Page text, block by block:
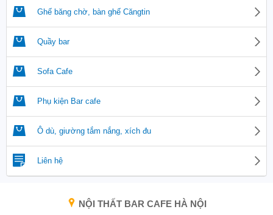
Ghế băng chờ, bàn ghế Căngtin
Quầy bar
Sofa Cafe
Phụ kiện Bar cafe
Ô dù, giường tắm nắng, xích đu
Liên hệ
NỘI THẤT BAR CAFE HÀ NỘI